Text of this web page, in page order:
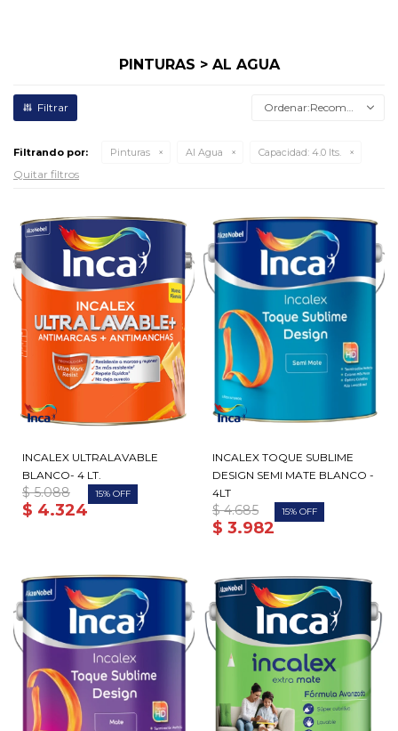
PINTURAS > AL AGUA
Recomendados
Filtrando por: Pinturas Al Agua Capacidad: 4.0 lts.
Quitar filtros
INCALEX ULTRALAVABLE
BLANCO- 4 LT.
$ 4.324
$ 5.088 15
INCALEX TOQUE SUBLIME
DESIGN SEMI MATE BLANCO -
4LT
$ 3.982
$ 4.685 15